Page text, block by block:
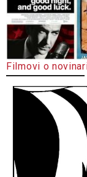
Filmovi o